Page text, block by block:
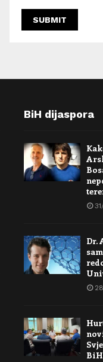
BiH dijaspora
Dr.
BiH